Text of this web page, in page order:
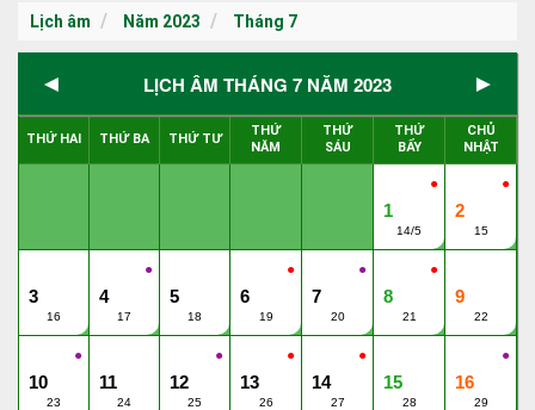
Lịch âm Năm 2023 Tháng 7
◄ LỊCH ÂM THÁNG 7 NĂM 2023 ►
THỨ HAI THỨ BA THỨ TƯ
THỨ
NĂM
THỨ
SÁU
THỨ
BẨY
CHỦ
NHẬT
●
1
14/5
●
2
15
3
16
●
4
17
5
18
●
6
19
●
7
20
●
8
21
9
22
●
10
23
11
24
●
12
25
●
13
26
●
14
27
15
28
●
16
29